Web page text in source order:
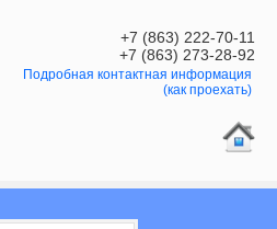
+7 (863) 222-70-11
+7 (863) 273-28-92
Подробная контактная информация
(как проехать)